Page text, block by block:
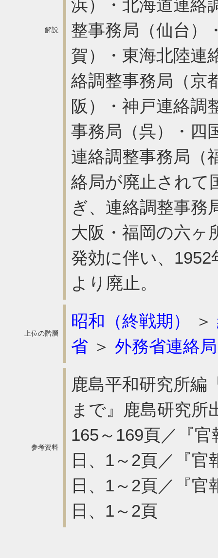
解説
浜）・北海道連絡
整事務局（仙台）
賀）・東海北陸連
絡調整事務局（京
阪）・神戸連絡調
事務局（呉）・四
連絡調整事務局（
絡局が廃止されて
ぎ、連絡調整事務
大阪・福岡の六ヶ
発効に伴い、
より廃止。
上位の階層
昭和（終戦期） ＞
省 ＞ 外務省連絡局
参考資料
鹿島平和研究所編
まで』鹿島研究所
165～169頁／『
日、1～2頁／『官
日、1～2頁／『官
日、1～2頁